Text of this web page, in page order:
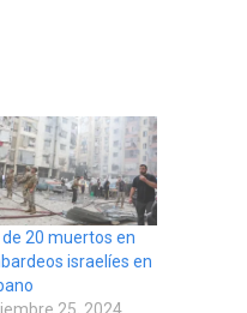
de 20 muertos en
israelíes en